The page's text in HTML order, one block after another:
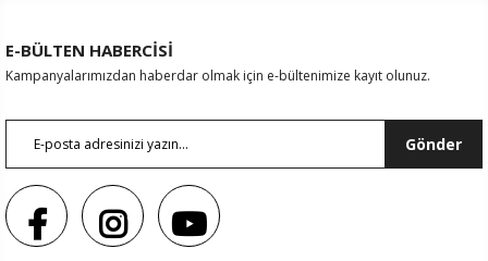
E-BÜLTEN HABERCİSİ
Kampanyalarımızdan haberdar olmak için e-bültenimize kayıt olunuz.
Gönder